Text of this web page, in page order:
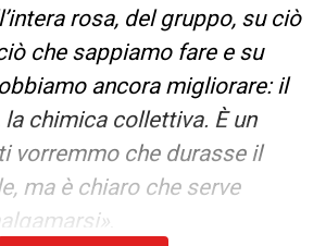
rosa, del gruppo, su ciò
che sappiamo fare e su
ancora migliorare: il
chimica collettiva. È un
vorremmo che durasse il
ma è chiaro che serve
.